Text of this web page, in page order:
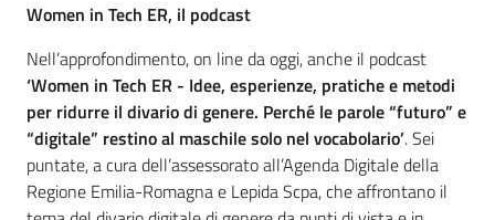
Women in Tech ER, il podcast
Nell’approfondimento, on line da oggi, anche il podcast
‘Women in Tech ER - Idee, esperienze, pratiche e metodi
per ridurre il divario di genere. Perché le parole “futuro” e
“digitale” restino al maschile solo nel vocabolario’. Sei
puntate, a cura dell’assessorato all’Agenda Digitale della
Regione Emilia-Romagna e Lepida Scpa, che affrontano il